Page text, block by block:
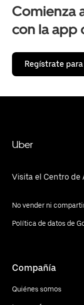
Comienza
con la app
Regístrate
Uber
Visita el Centro de
No vender ni
Política de datos de
Compañía
Quiénes somos